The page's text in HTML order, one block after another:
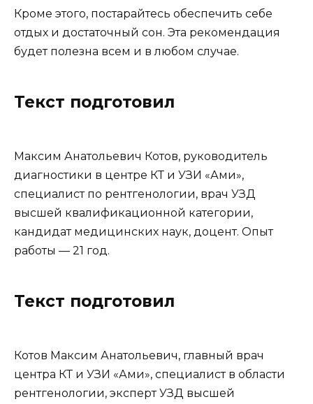
Кроме этого, постарайтесь обеспечить себе
отдых и достаточный сон. Эта рекомендация
будет полезна всем и в любом случае.
Текст подготовил
Максим Анатольевич Котов, руководитель
диагностики в центре КТ и УЗИ «Ами»,
специалист по рентгенологии, врач УЗД
высшей квалификационной категории,
кандидат медицинских наук, доцент. Опыт
работы — 21 год.
Текст подготовил
Котов Максим Анатольевич, главный врач
центра КТ и УЗИ «Ами», специалист в области
рентгенологии, эксперт УЗД высшей